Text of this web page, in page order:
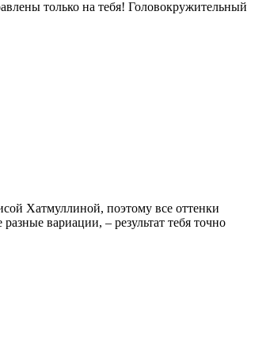
только на тебя! Головокружительный
Хатмуллиной, поэтому все оттенки
вариации, – результат тебя точно